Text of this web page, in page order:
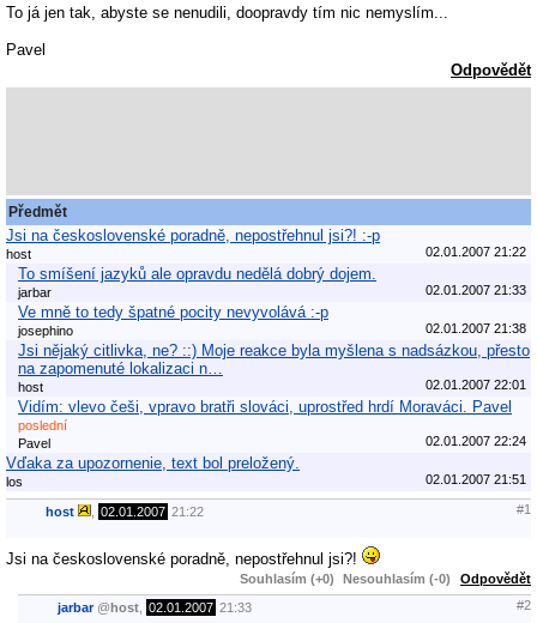
To já jen tak, abyste se nenudili, doopravdy tím nic nemyslím...
Pavel
Odpovědět
Předmět
Jsi na československé poradně, nepostřehnul jsi?! :-p
host 02.01.2007 21:22
To smíšení jazyků ale opravdu nedělá dobrý dojem.
jarbar 02.01.2007 21:33
Ve mně to tedy špatné pocity nevyvolává :-p
josephino 02.01.2007 21:38
Jsi nějaký citlivka, ne? ::) Moje reakce byla myšlena s nadsázkou, přesto
na zapomenuté lokalizaci n…
host 02.01.2007 22:01
Vidím: vlevo češi, vpravo bratři slováci, uprostřed hrdí Moraváci. Pavel
poslední
Pavel
02.01.2007 22:24
Vďaka za upozornenie, text bol preložený.
los 02.01.2007 21:51
host 02.01.2007 21:22 #1
Jsi na československé poradně, nepostřehnul jsi?!
Souhlasím (+0) Nesouhlasím (-0) Odpovědět
jarbar @host 02.01.2007 21:33 #2